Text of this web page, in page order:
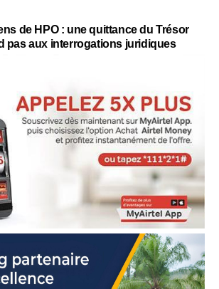
de HPO : une quittance du Trésor
pas aux interrogations juridiques